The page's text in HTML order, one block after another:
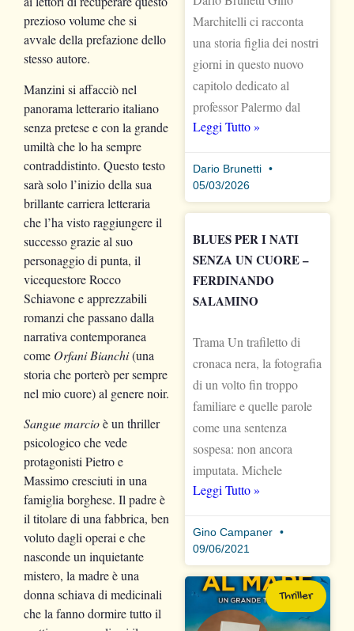
prezioso volume che si
avvale della prefazione dello
stesso autore.
Manzini si affacciò nel
panorama letterario italiano
senza pretese e con la grande
umiltà che lo ha sempre
contraddistinto. Questo testo
sarà solo l’inizio della sua
brillante carriera letteraria
che l’ha visto raggiungere il
successo grazie al suo
personaggio di punta, il
vicequestore Rocco
Schiavone e apprezzabili
romanzi che passano dalla
narrativa contemporanea
come Orfani Bianchi(una
storia che porterò per sempre
nel mio cuore) al genere noir.
Sangue marcioè un thriller
psicologico che vede
protagonisti Pietro e
Massimo cresciuti in una
famiglia borghese. Il padre è
il titolare di una fabbrica, ben
voluto dagli operai e che
nasconde un inquietante
mistero, la madre è una
donna schiava di medicinali
che la fanno dormire tutto il
Marchitelli ci racconta
una storia figlia dei nostri
giorni in questo nuovo
capitolo dedicato al
professor Palermo dal
Leggi Tutto »
Dario Brunetti
05/03/2026
BLUES PER I NATI
SENZA UN CUORE –
FERDINANDO
SALAMINO
Trama Un trafiletto di
cronaca nera, la fotografia
di un volto fin troppo
familiare e quelle parole
come una sentenza
sospesa: non ancora
imputata. Michele
Leggi Tutto »
Gino Campaner
09/06/2021
Thriller